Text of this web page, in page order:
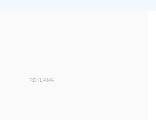
1959REKLAMA